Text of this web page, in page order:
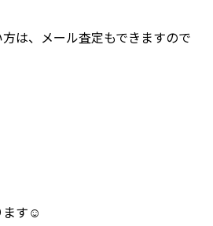
は、メール査定もできますので
ます☺